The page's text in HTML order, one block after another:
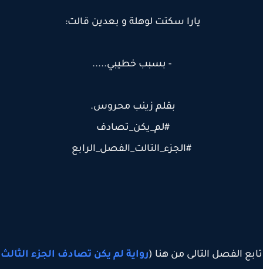
يارا سكتت لوهلة و بعدين قالت:
- بسبب خطيبي.....
بقلم زينب محروس.
#لم_يكن_تصادف
#الجزء_التالت_الفصل_الرابع
الفصل التالى من هنا (رواية لم يكن تصادف الجزء الثالث